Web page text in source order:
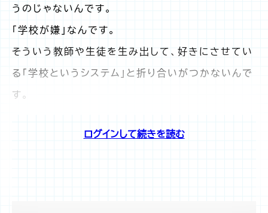
うのじゃないんです。
「学校が嫌」なんです。
そういう教師や生徒を生み出して、好きにさせてい
る「学校というシステム」と折り合いがつかないんで
す。
ログインして続きを読む